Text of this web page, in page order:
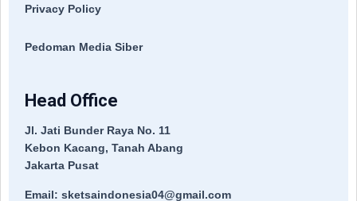
Privacy Policy
Pedoman Media Siber
Head Office
Jl. Jati Bunder Raya No. 11
Kebon Kacang, Tanah Abang
Jakarta Pusat
Email: sketsaindonesia04@gmail.com